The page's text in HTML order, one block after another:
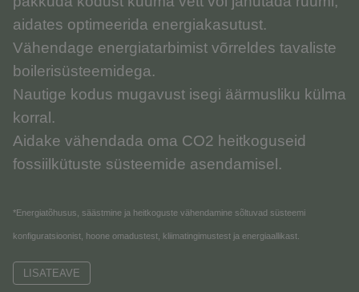
aidates optimeerida energiakasutust.
Vähendage energiatarbimist võrreldes tavaliste
boilerisüsteemidega.
Nautige kodus mugavust isegi äärmusliku külma
korral.
Aidake vähendada oma CO2 heitkoguseid
fossiilkütuste süsteemide asendamisel.
*Energiatõhusus, säästmine ja heitkoguste vähendamine sõltuvad süsteemi
konfiguratsioonist, hoone omadustest, kliimatingimustest ja energiaallikast.
LISATEAVE